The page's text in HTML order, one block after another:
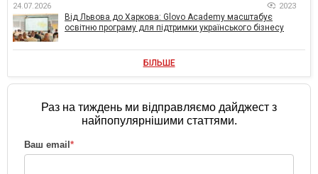
24.07.2026 2023
Від Львова до Харкова: Glovo Academy масштабує
освітню програму для підтримки українського бізнесу
БІЛЬШЕ
Раз на тиждень ми відправляємо дайджест з
найпопулярнішими статтями.
Ваш email*